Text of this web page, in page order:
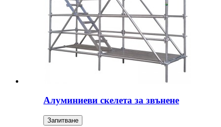
Алуминиеви скелета за звънене
Запитване